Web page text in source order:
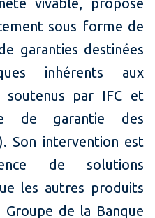
sous forme de
garanties destinées
inhérents aux
soutenus par IFC et
de garantie des
Son intervention est
de solutions
les autres produits
de la Banque